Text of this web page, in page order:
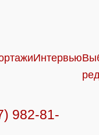
Интервью
982-81-